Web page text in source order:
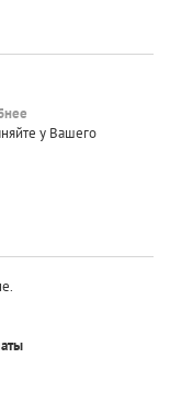
у Вашего